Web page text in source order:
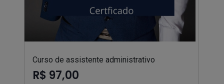
Curso de assistente administrativo
R$ 97,00